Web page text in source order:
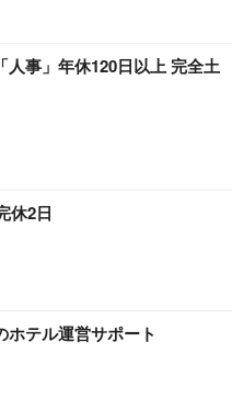
人事」年休120日以上 完全土
休2日
テル運営サポート